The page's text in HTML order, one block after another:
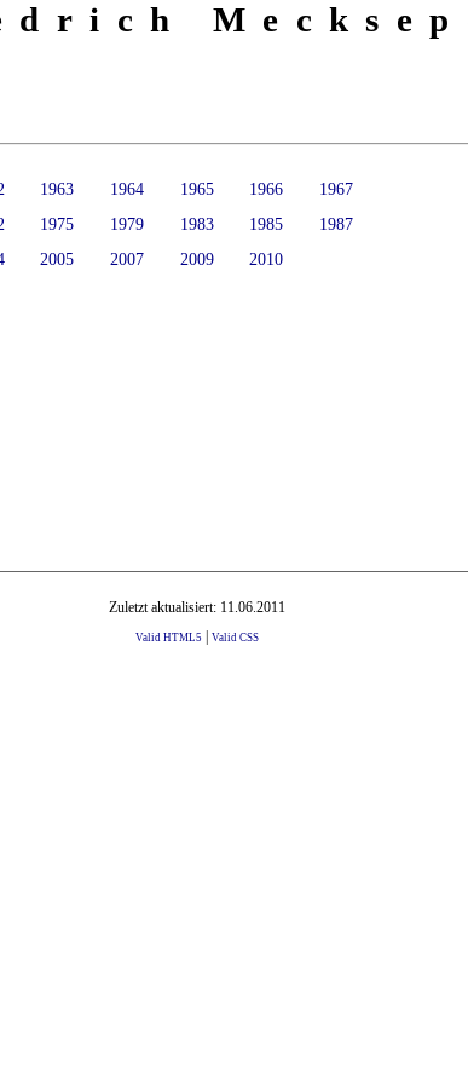
1963 1964 1965 1966
1967
1975 1979 1983 1985
1987
2005 2007 2009 2010
Zuletzt aktualisiert: 11.06.2011
Valid HTML5 Valid CSS